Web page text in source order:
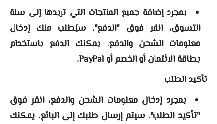
بمجرد إضافة جميع المنتجات التي تريدها إلى سلة
التسوق، انقر فوق "الدفع". سيُطلب منك إدخال
معلومات الشحن والدفع. يمكنك الدفع باستخدام
بطاقة الائتمان أو الخصم أو PayPal.
تأكيد الطلب
بمجرد إدخال معلومات الشحن والدفع، انقر فوق
"تأكيد الطلب". سيتم إرسال طلبك إلى البائع. يمكنك